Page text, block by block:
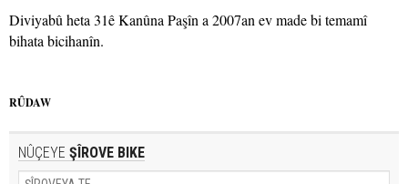
Diviyabû heta 31ê Kanûna Paşîn a 2007an ev made bi temamî
bihata bicihanîn.
RÛDAW
NÛÇEYE ŞÎROVE BIKE